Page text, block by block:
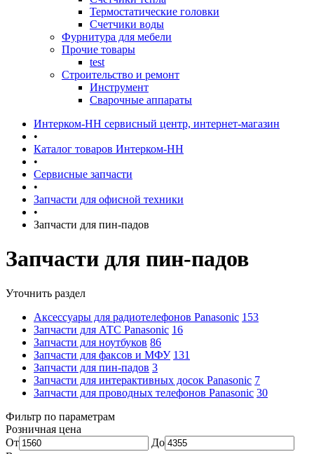
Термоcтатические головки
Счетчики воды
Фурнитура для мебели
Прочие товары
test
Строительство и ремонт
Инструмент
Сварочные аппараты
Интерком-НН сервисный центр, интернет-магазин
•
Каталог товаров Интерком-НН
•
Сервисные запчасти
•
Запчасти для офисной техники
•
Запчасти для пин-падов
Запчасти для пин-падов
Уточнить раздел
Аксессуары для радиотелефонов Panasonic 153
Запчасти для АТС Panasonic 16
Запчасти для ноутбуков 86
Запчасти для факсов и МФУ 131
Запчасти для пин-падов 3
Запчасти для интерактивных досок Panasonic 7
Запчасти для проводных телефонов Panasonic 30
Фильтр по параметрам
Розничная цена
От
До